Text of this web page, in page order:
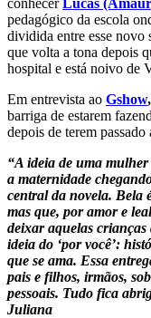
pedagógico da escola
dividida entre esse novo
que volta a tona depois
hospital e está noivo de
Em entrevista ao Gshow,
barriga de estarem
depois de terem
“A ideia de uma
a maternidade
central da novela. Bela
mas que, por amor e
deixar aquelas crianças
ideia do ‘por você’:
que se ama. Essa
pais e filhos, irmãos,
pessoais. Tudo fica
Juliana